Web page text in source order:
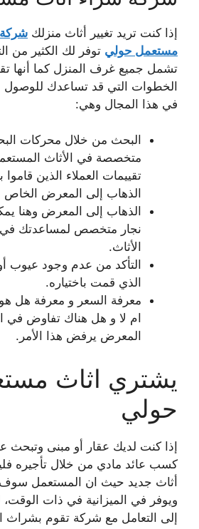
إذا كنت تريد تغيير أثاث منزلك شركة
مستعمل حولي توفر لك الكثير من
تشمل جميع غرف المنزل كما أنها
الخطوات التي قد تساعدك
في هذا المجال وهي:
البحث من خلال محركات
متخصصة في الأثاث
تقييمات العملاء الذين قاموا
الذهاب إلى المعرض الخاص
الذهاب إلى المعرض وهنا
نجار متخصص لمساعدتك في
الأثاث.
التأكد من عدم وجود عيوب
الذي قمت باختياره.
معرفة السعر و معرفة هل
ام لا و هل هناك تفاوض في
المعرض يرفض هذا الأمر.
يشتري اثاث
حولي
إذا كنت لديك عقار أو مبنى وتبحث
كسب عائد مادي من خلال تأجيره
أثاث جديد حيث ان المستعمل
ويوفر في الميزانية في ذات
إلى التعامل مع شركة تقوم بشراث